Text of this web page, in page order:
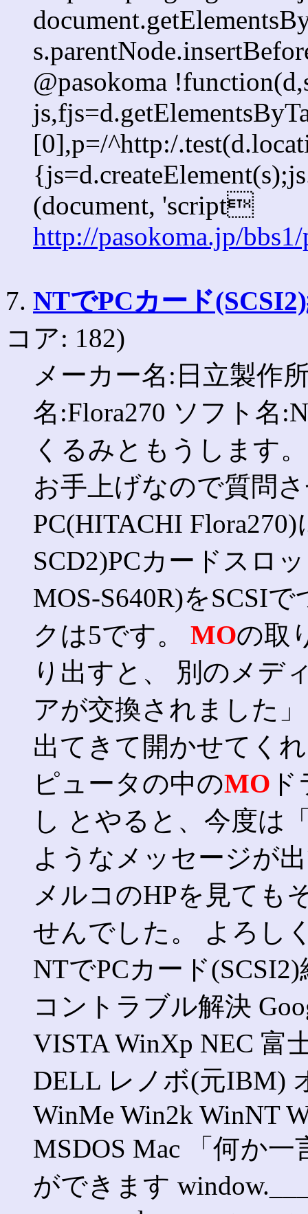
@pasokoma
[0],p=/^http:/
(document, 'script
http://pasokoma.jp/
7. NTでPCカード
コア: 182)
メーカー名:日立製作
名:Flora270 ソフト名
くるみともうします
お手上げなので質問
PC(HITACHI
SCD2)PCカードスロ
MOS-S640R)をSCSI
クは5です。 MOの取
り出すと、 別のメデ
アが交換されました
出てきて開かせてく
ピュータの中のMO
し とやると、今度は
ようなメッセージが
メルコのHPを見ても
せんでした。 よろし
NTでPCカード
コントラブル解決
VISTA WinXp NEC 富
DELL レノボ(元IBM)
WinMe Win2k WinNT
MSDOS Mac 「何か
ができます